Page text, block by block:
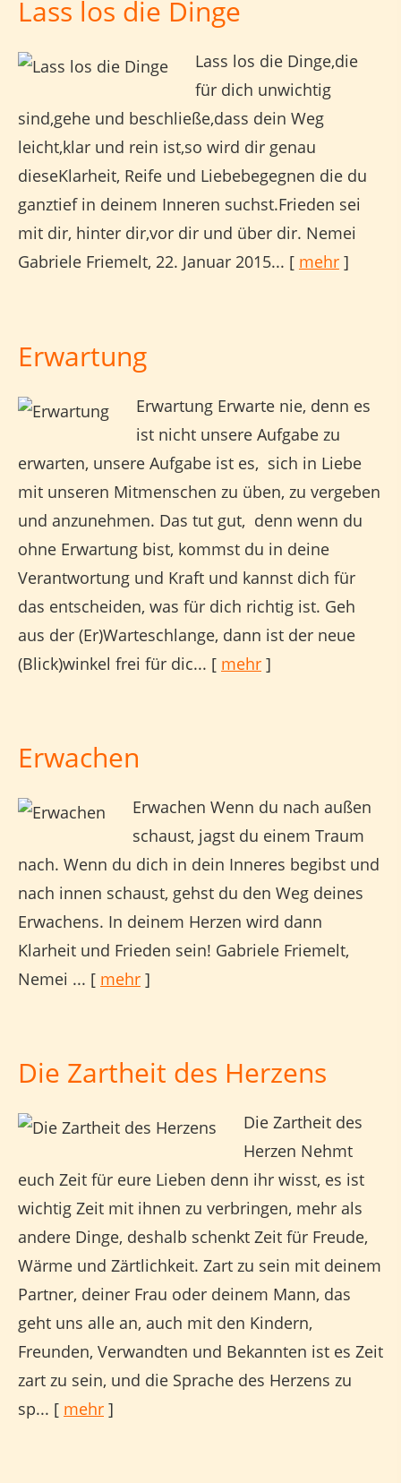
Lass los die Dinge
Lass los die Dinge,die
für dich unwichtig
sind,gehe und beschließe,dass dein Weg
leicht,klar und rein ist,so wird dir genau
dieseKlarheit, Reife und Liebebegegnen die du
ganztief in deinem Inneren suchst.Frieden sei
mit dir, hinter dir,vor dir und über dir. Nemei
Gabriele Friemelt, 22. Januar 2015... [ mehr ]
Erwartung
Erwartung Erwarte nie, denn es
ist nicht unsere Aufgabe zu
erwarten, unsere Aufgabe ist es, sich in Liebe
mit unseren Mitmenschen zu üben, zu vergeben
und anzunehmen. Das tut gut, denn wenn du
ohne Erwartung bist, kommst du in deine
Verantwortung und Kraft und kannst dich für
das entscheiden, was für dich richtig ist. Geh
aus der (Er)Warteschlange, dann ist der neue
(Blick)winkel frei für dic... [ mehr ]
Erwachen
Erwachen Wenn du nach außen
schaust, jagst du einem Traum
nach. Wenn du dich in dein Inneres begibst und
nach innen schaust, gehst du den Weg deines
Erwachens. In deinem Herzen wird dann
Klarheit und Frieden sein! Gabriele Friemelt,
Nemei ... [ mehr ]
Die Zartheit des Herzens
Die Zartheit des
Herzen Nehmt
euch Zeit für eure Lieben denn ihr wisst, es ist
wichtig Zeit mit ihnen zu verbringen, mehr als
andere Dinge, deshalb schenkt Zeit für Freude,
Wärme und Zärtlichkeit. Zart zu sein mit deinem
Partner, deiner Frau oder deinem Mann, das
geht uns alle an, auch mit den Kindern,
Freunden, Verwandten und Bekannten ist es Zeit
zart zu sein, und die Sprache des Herzens zu
sp... [ mehr ]